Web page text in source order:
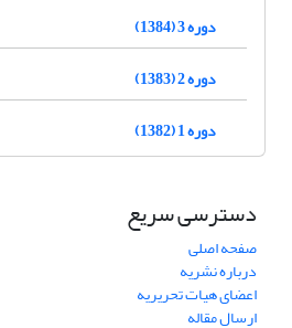
دوره 3 (1384)
دوره 2 (1383)
دوره 1 (1382)
دسترسی سریع
صفحه اصلی
درباره نشریه
اعضای هیات تحریریه
ارسال مقاله